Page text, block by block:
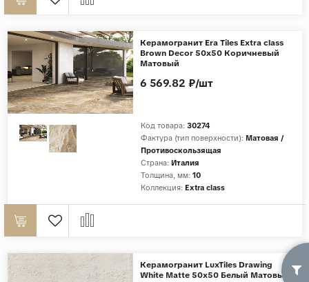
Керамогранит Era Tiles Extra class
Brown Decor 50x50 Коричневый
Матовый
Код товара: 30274
Фактура (тип поверхности): Матовая /
Противоскользящая
Страна: Италия
Толщина, мм: 10
Коллекция: Extra class
6 569.82 ₽/шт
Керамогранит LuxTiles Drawing
White Matte 50x50 Белый Матовый